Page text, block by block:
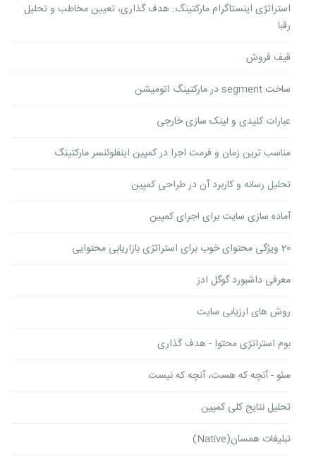
استراتژی اینستاگرام مارکتینگ: هدف گذاری، تعیین مخاطب و تحلیل
رقبا
قیف فروش
ساخت segment در مارکتینگ اتومیشن
عبارات کلیدی و لینک سازی خارجی
مناسب ترین زمان و فرمت اجرا در کمپین اینفلوئنسر مارکتینگ
تحلیل رسانه و کاربرد آن در طراحی کمپین
آماده سازی سایت برای اجرای کمپین
20 ویژگی محتوای خوب برای استراتژی بازاریابی محتوایی
معرفی داشبورد گوگل ادز
روش های ارزیابی سایت
بوم استراتژی محتوا - هدف گذاری
سئو - آنچه که هست، آنچه که نیست
تحلیل نتایج کلی کمپین
تبلیغات همسان(Native)